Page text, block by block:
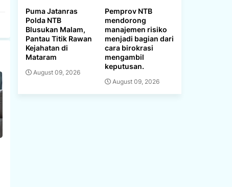
Puma Jatanras
Polda NTB
Blusukan Malam,
Pantau Titik Rawan
Kejahatan di
Mataram
August 09, 2026
Pemprov NTB
mendorong
manajemen risiko
menjadi bagian dari
cara birokrasi
mengambil
keputusan.
August 09, 2026